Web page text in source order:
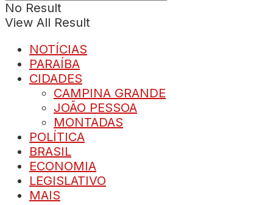
No Result
View All Result
NOTÍCIAS
PARAÍBA
CIDADES
CAMPINA GRANDE
JOÃO PESSOA
MONTADAS
POLÍTICA
BRASIL
ECONOMIA
LEGISLATIVO
MAIS